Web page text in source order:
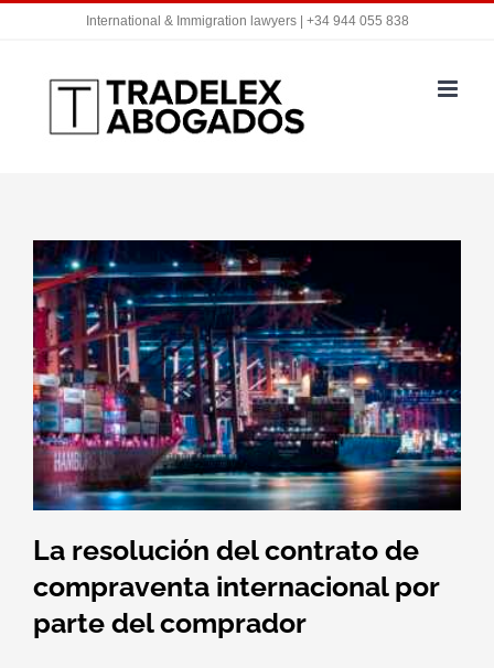
contenido
International & Immigration lawyers | +34 944 055 838
La resolución del contrato de
compraventa internacional por
parte del comprador